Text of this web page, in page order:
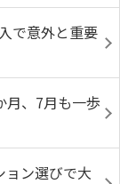
で意外と重要
月、7月も一歩
ョン選びで大